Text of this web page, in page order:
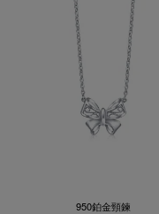
950鉑金頸鍊